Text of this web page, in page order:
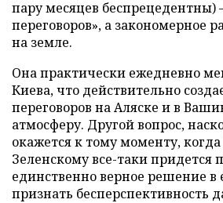
пару месяцев беспрецедентны)
переговоров», а закономерное
на земле.
Она практически ежедневно
Киева, что действительно
переговоров на Аляске и в
атмосферу. Другой вопрос,
окажется к тому моменту,
Зеленскому все-таки придется
единственно верное решение в
признать бесперспективность